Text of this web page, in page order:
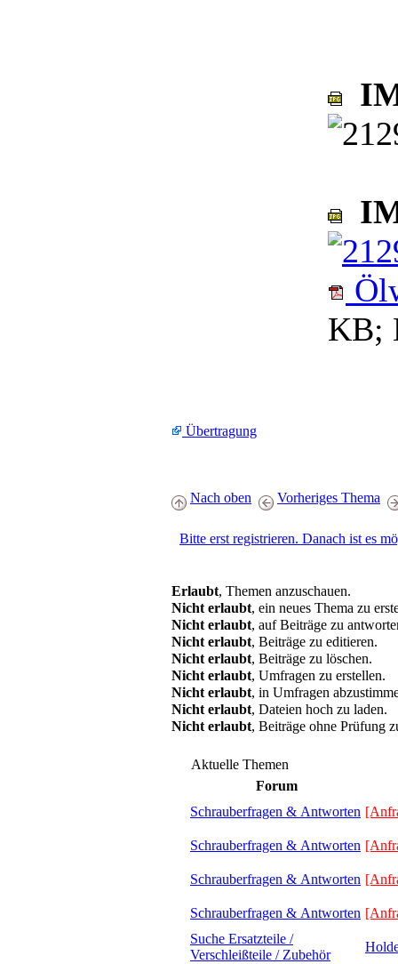
KB;
Übertragung
Nach oben Vorheriges Thema
Bitte erst registrieren. Danach ist es
Erlaubt, Themen anzuschauen.
Nicht erlaubt, ein neues Thema zu
Nicht erlaubt, auf Beiträge zu
Nicht erlaubt, Beiträge zu editieren.
Nicht erlaubt, Beiträge zu löschen.
Nicht erlaubt, Umfragen zu erstellen.
Nicht erlaubt, in Umfragen
Nicht erlaubt, Dateien hoch zu laden.
Nicht erlaubt, Beiträge ohne Prüfung
Aktuelle Themen
Forum
Schrauberfragen & Antworten
Schrauberfragen & Antworten
Schrauberfragen & Antworten
Schrauberfragen & Antworten
Suche Ersatzteile /
Verschleißteile / Zubehör